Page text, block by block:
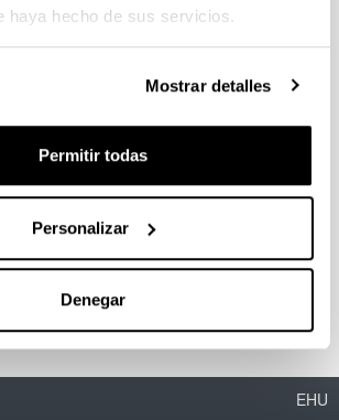
haya hecho de sus servicios.
Mostrar detalles
Permitir todas
Personalizar
Denegar
e Introducción a la
y Administración Pública
EHU